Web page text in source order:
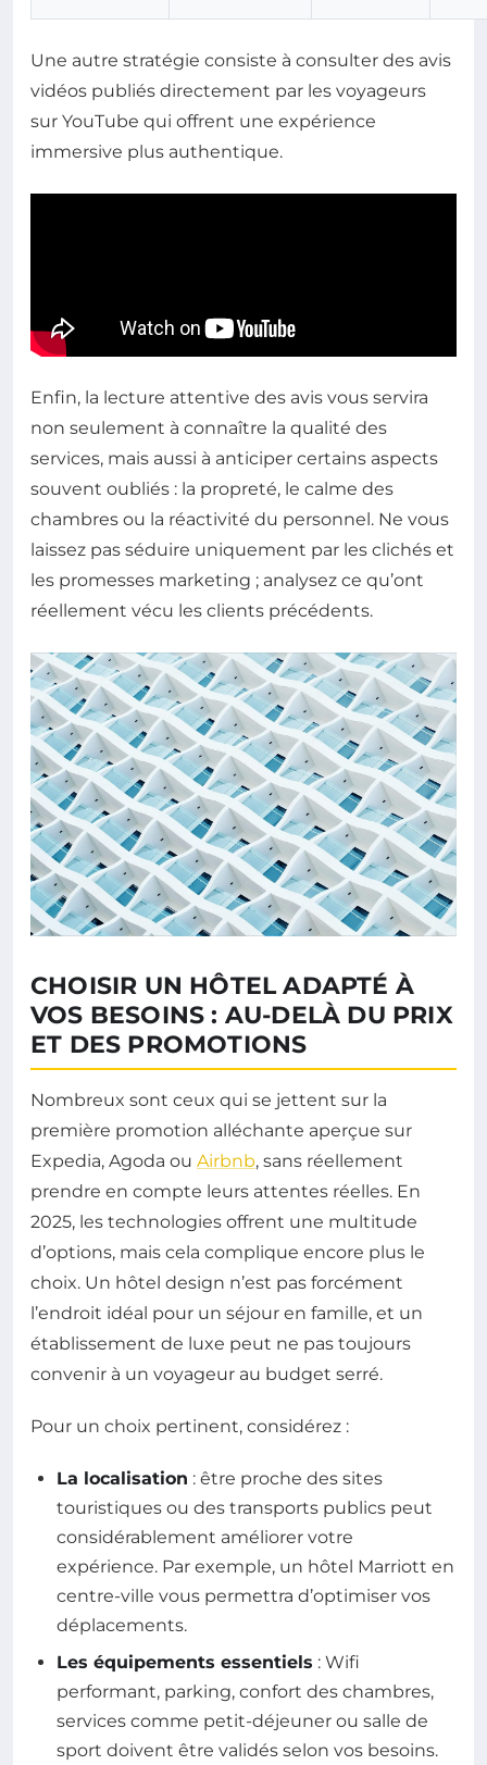
Une autre stratégie consiste à consulter des avis
vidéos publiés directement par les voyageurs
sur YouTube qui offrent une expérience
immersive plus authentique.
Enfin, la lecture attentive des avis vous servira
non seulement à connaître la qualité des
services, mais aussi à anticiper certains aspects
souvent oubliés : la propreté, le calme des
chambres ou la réactivité du personnel. Ne vous
laissez pas séduire uniquement par les clichés et
les promesses marketing ; analysez ce qu’ont
réellement vécu les clients précédents.
CHOISIR UN HÔTEL ADAPTÉ À
VOS BESOINS : AU-DELÀ DU PRIX
ET DES PROMOTIONS
Nombreux sont ceux qui se jettent sur la
première promotion alléchante aperçue sur
Expedia, Agoda ou Airbnb, sans réellement
prendre en compte leurs attentes réelles. En
2025, les technologies offrent une multitude
d’options, mais cela complique encore plus le
choix. Un hôtel design n’est pas forcément
l’endroit idéal pour un séjour en famille, et un
établissement de luxe peut ne pas toujours
convenir à un voyageur au budget serré.
Pour un choix pertinent, considérez :
La localisation : être proche des sites
touristiques ou des transports publics peut
considérablement améliorer votre
expérience. Par exemple, un hôtel Marriott en
centre-ville vous permettra d’optimiser vos
déplacements.
Les équipements essentiels : Wifi
performant, parking, confort des chambres,
services comme petit-déjeuner ou salle de
sport doivent être validés selon vos besoins.